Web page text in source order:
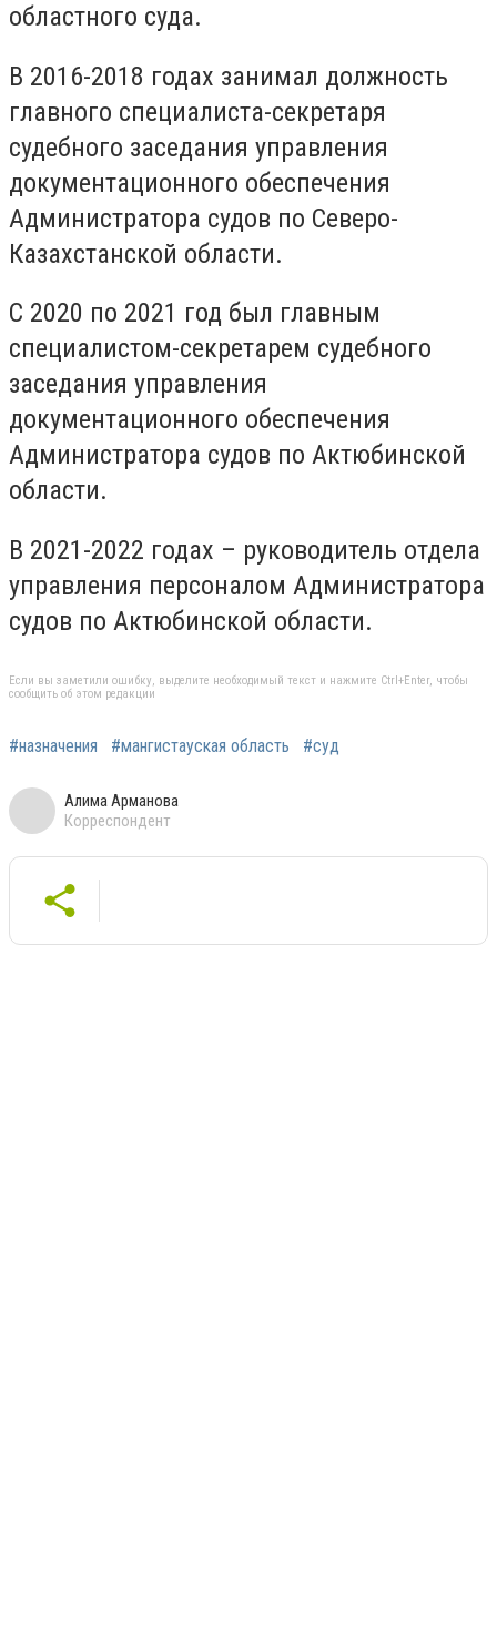
областного суда.
В 2016-2018 годах занимал должность
главного специалиста-секретаря
судебного заседания управления
документационного обеспечения
Администратора судов по Северо-
Казахстанской области.
С 2020 по 2021 год был главным
специалистом-секретарем судебного
заседания управления
документационного обеспечения
Администратора судов по Актюбинской
области.
В 2021-2022 годах – руководитель отдела
управления персоналом Администратора
судов по Актюбинской области.
Если вы заметили ошибку, выделите необходимый текст и нажмите Ctrl+Enter, чтобы
сообщить об этом редакции
#назначения #мангистауская область #суд
Алима Арманова
Корреспондент